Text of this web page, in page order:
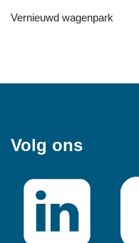
Vernieuwd wagenpark
Volg ons